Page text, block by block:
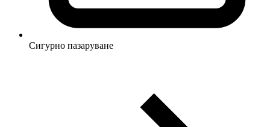
Сигурно пазаруване